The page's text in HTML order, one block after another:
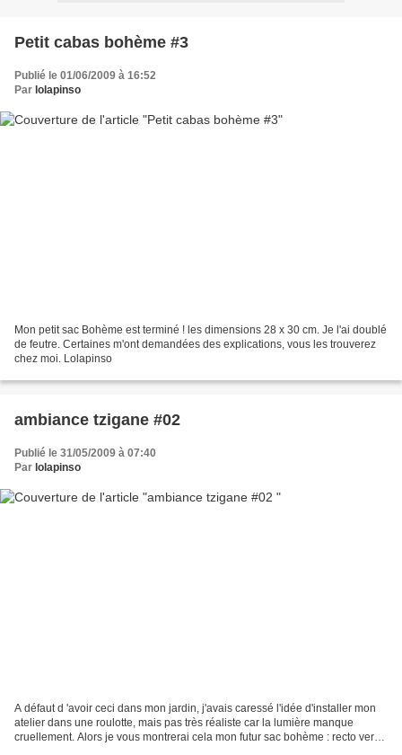
Petit cabas bohème #3
Publié le 01/06/2009 à 16:52
Par lolapinso
Mon petit sac Bohème est terminé ! les dimensions 28 x 30 cm. Je l'ai doublé
de feutre. Certaines m'ont demandées des explications, vous les trouverez
chez moi. Lolapinso
ambiance tzigane #02
Publié le 31/05/2009 à 07:40
Par lolapinso
A défaut d 'avoir ceci dans mon jardin, j'avais caressé l'idée d'installer mon
atelier dans une roulotte, mais pas très réaliste car la lumière manque
cruellement. Alors je vous montrerai cela mon futur sac bohème : recto verso